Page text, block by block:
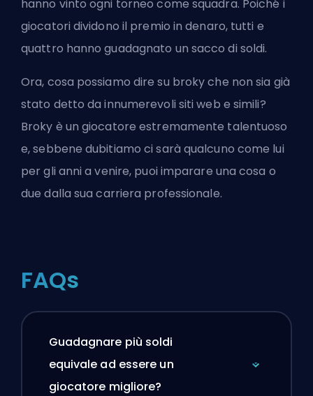
hanno vinto ogni torneo come squadra. Poiché i
giocatori dividono il premio in denaro, tutti e
quattro hanno guadagnato un sacco di soldi.
Ora, cosa possiamo dire su broky che non sia già
stato detto da innumerevoli siti web e simili?
Broky è un giocatore estremamente talentuoso
e, sebbene dubitiamo ci sarà qualcuno come lui
per gli anni a venire, puoi imparare una cosa o
duedalla sua carriera professionale.
FAQs
Guadagnare più soldi
equivale ad essere un
giocatore migliore?